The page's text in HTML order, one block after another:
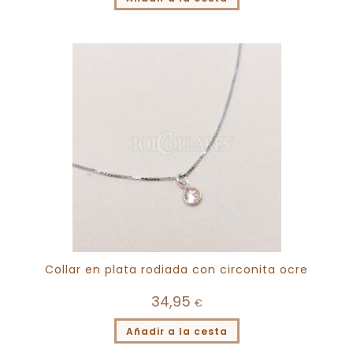
Collar en plata rodiada con circonita ocre
34,95 €
Añadir a la cesta